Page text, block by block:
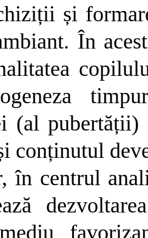
și
În
(al pubertății)
conținutul
în centrul